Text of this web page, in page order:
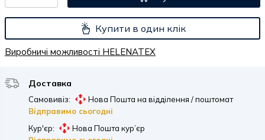
Купити в один клік
Виробничі можливості HELENATEX
Доставка
Самовивіз:
Нова Пошта на відділення / поштомат
Відправимо сьогодні
Кур'єр:
Нова Пошта кур’єр